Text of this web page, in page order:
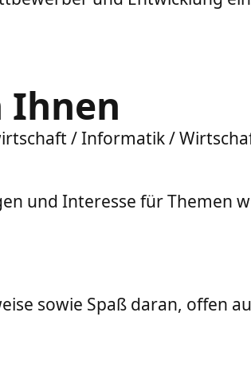
Ihnen
/ Informatik /
und Interesse für Themen
sowie Spaß daran, offen